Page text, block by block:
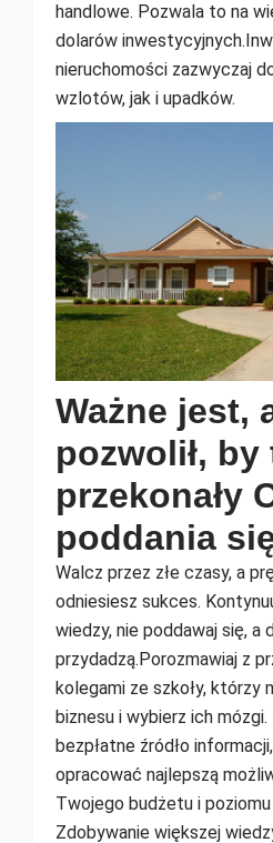
handlowe. Pozwala to na
dolarów
nieruchomości zazwyczaj
wzlotów, jak i upadków.
Ważne jest,
pozwolił,
przekonały
poddania
Walcz przez złe czasy, a
odniesiesz sukces.
wiedzy, nie poddawaj się, a
przydadzą.Porozmawiaj z
kolegami ze szkoły, którzy
biznesu i wybierz ich
bezpłatne źródło
opracować najlepszą
Twojego budżetu i
Zdobywanie większej